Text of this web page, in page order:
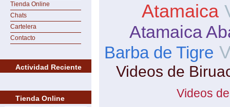
Tienda Online
Chats
Cartelera
Contacto
Actividad Reciente
Tienda Online
Atamaica
Atamaica
Barba de Tigre
Videos de
Videos